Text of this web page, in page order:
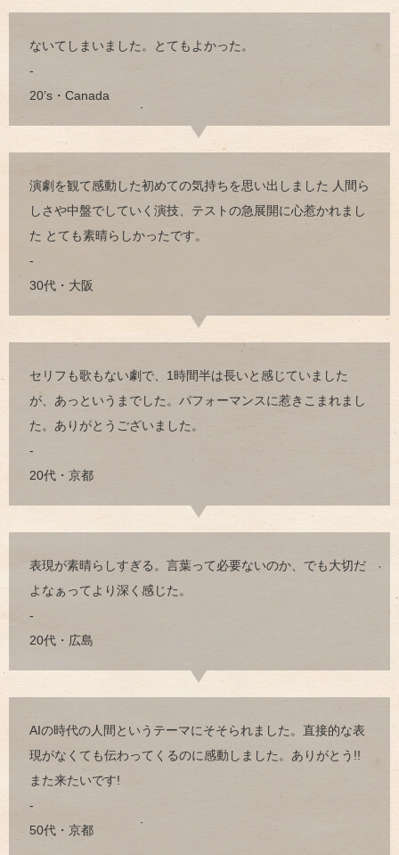
ないてしまいました。とてもよかった。
-
20’s・Canada
演劇を観て感動した初めての気持ちを思い出しました 人間ら
しさや中盤でしていく演技、テストの急展開に心惹かれまし
た とても素晴らしかったです。
-
30代・大阪
セリフも歌もない劇で、1時間半は長いと感じていました
が、あっというまでした。パフォーマンスに惹きこまれまし
た。ありがとうございました。
-
20代・京都
表現が素晴らしすぎる。言葉って必要ないのか、でも大切だ
よなぁってより深く感じた。
-
20代・広島
AIの時代の人間というテーマにそそられました。直接的な表
現がなくても伝わってくるのに感動しました。ありがとう!!
また来たいです!
-
50代・京都